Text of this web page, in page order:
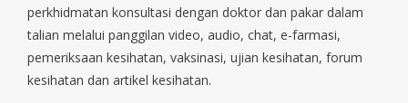
perkhidmatan konsultasi dengan doktor dan pakar dalam
talian melalui panggilan video, audio, chat, e-farmasi,
pemeriksaan kesihatan, vaksinasi, ujian kesihatan, forum
kesihatan dan artikel kesihatan.